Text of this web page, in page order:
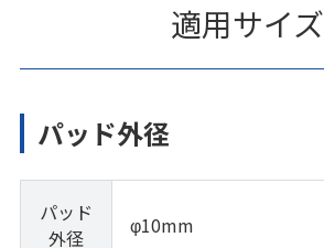
適用サイズ
パッド外径
パッド
外径
φ10mm